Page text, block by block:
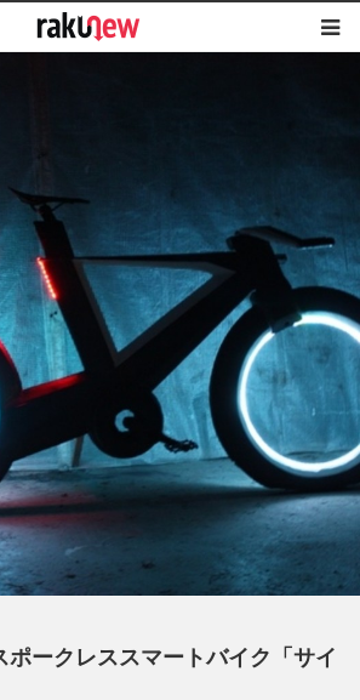
ポークレススマートバイク「サイ